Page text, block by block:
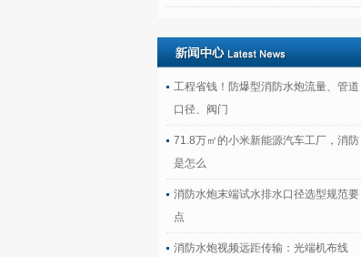
工程省钱！防爆型消防水炮流量、管道
口径、阀门
71.8万㎡的小米新能源汽车工厂，消防
是怎么
消防水炮末端试水排水口径选型规范要
点
消防水炮视频远距传输：光端机布线